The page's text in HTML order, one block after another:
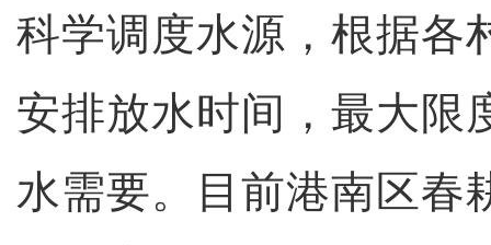
科学调度水源，根据各
安排放水时间，最大限
水需要。目前港南区春